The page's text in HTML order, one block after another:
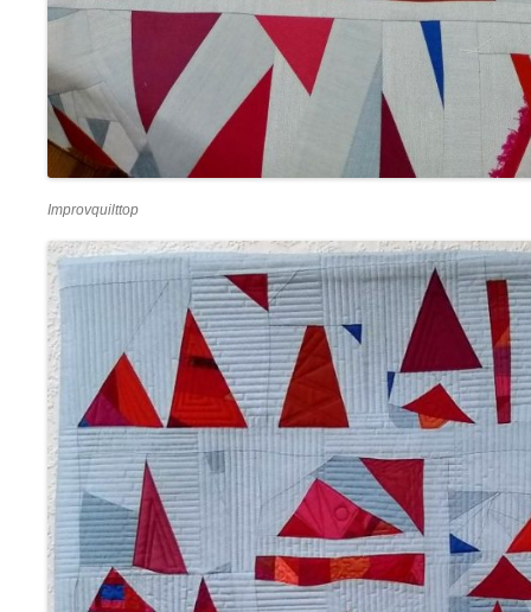
Improvquilttop